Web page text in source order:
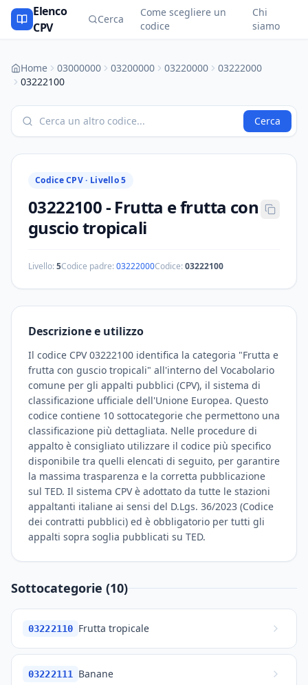
Elenco
CPV
Cerca
Come scegliere un
codice
Chi
siamo
Home 03000000 03200000 03220000
03222000
03222100
Cerca
Codice CPV · Livello 5
03222100- Frutta e frutta con
guscio tropicali
Livello:5Codice padre:03222000Codice:03222100
Descrizione e utilizzo
Il codice CPV 03222100 identifica la categoria "Frutta e
frutta con guscio tropicali" all'interno del Vocabolario
comune per gli appalti pubblici (CPV), il sistema di
classificazione ufficiale dell'Unione Europea. Questo
codice contiene 10 sottocategorie che permettono una
classificazione più dettagliata. Nelle procedure di
appalto è consigliato utilizzare il codice più specifico
disponibile tra quelli elencati di seguito, per garantire
la massima trasparenza e la corretta pubblicazione
sul TED. Il sistema CPV è adottato da tutte le stazioni
appaltanti italiane ai sensi del D.Lgs. 36/2023 (Codice
dei contratti pubblici) ed è obbligatorio per tutti gli
appalti sopra soglia pubblicati su TED.
Sottocategorie (10)
03222110 Frutta tropicale
03222111 Banane